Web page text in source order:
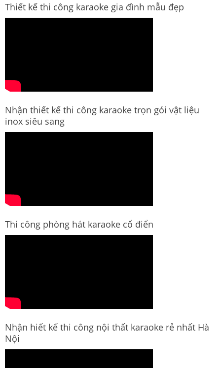
Thiết kế thi công karaoke gia đình mẫu đẹp
Nhận thiết kế thi công karaoke trọn gói vật liệu
inox siêu sang
Thi công phòng hát karaoke cổ điển
Nhận hiết kế thi công nội thất karaoke rẻ nhất Hà
Nội